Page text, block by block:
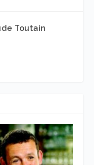
Toutain